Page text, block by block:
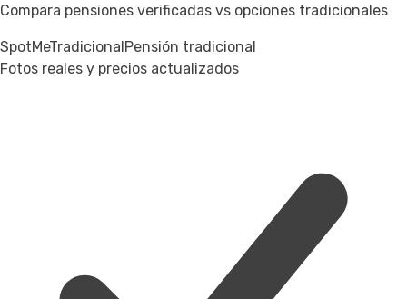
Compara pensiones verificadas vs opciones tradicionales
SpotMeTradicionalPensión tradicional
Fotos reales y precios actualizados